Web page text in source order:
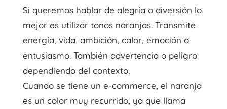
Si queremos hablar de alegría o diversión lo
mejor es utilizar tonos naranjas. Transmite
energía, vida, ambición, calor, emoción o
entusiasmo. También advertencia o peligro
dependiendo del contexto.
Cuando se tiene un e-commerce, el naranja
es un color muy recurrido, ya que llama